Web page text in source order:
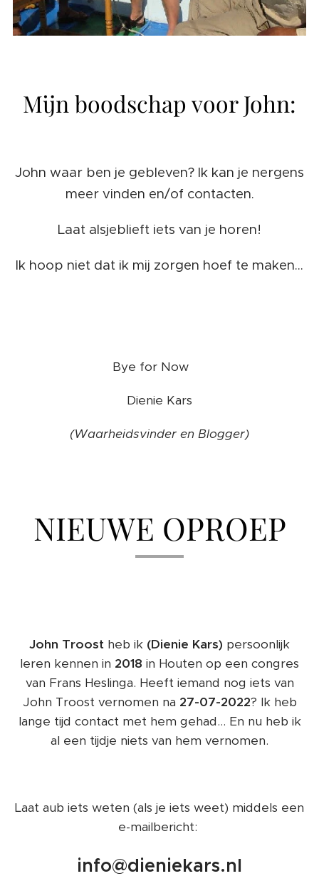
Mijn boodschap voor John:
John waar ben je gebleven? Ik kan je nergens
meer vinden en/of contacten.
Laat alsjeblieft iets van je horen!
Ik hoop niet dat ik mij zorgen hoef te maken...
Bye for Now ❤️
Dienie Kars
(Waarheidsvinder en Blogger)
NIEUWE OPROEP
John Troost heb ik (Dienie Kars) persoonlijk
leren kennen in 2018 in Houten op een congres
van Frans Heslinga. Heeft iemand nog iets van
John Troost vernomen na 27-07-2022? Ik heb
lange tijd contact met hem gehad... En nu heb ik
al een tijdje niets van hem vernomen.
Laat aub iets weten (als je iets weet) middels een
e-mailbericht:
info@dieniekars.nl